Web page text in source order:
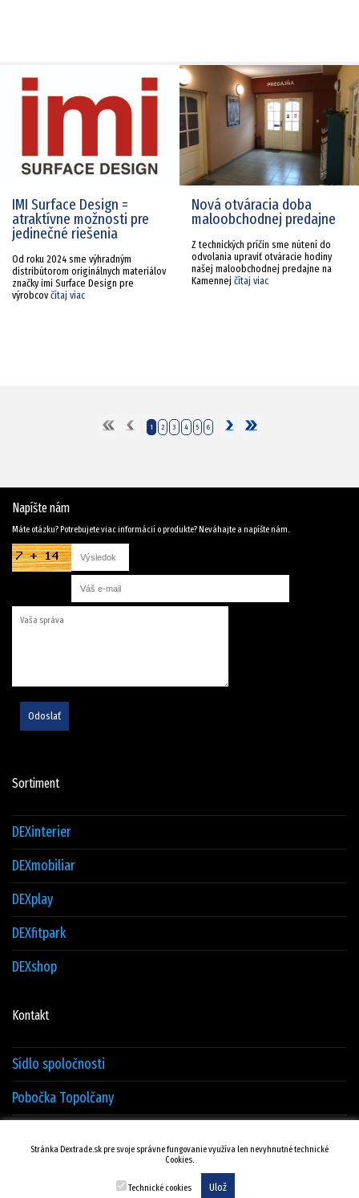
IMI Surface Design =
atraktívne možnosti pre
jedinečné riešenia
Od roku 2024 sme výhradným
distribútorom originálnych materiálov
značky imi Surface Design pre
výrobcov čítaj viac
Nová otváracia doba
maloobchodnej predajne
Z technických príčin sme nútení do
odvolania upraviť otváracie hodiny
našej maloobchodnej predajne na
Kamennej čítaj viac
1 2 3 4 5 6
Napíšte nám
Máte otázku? Potrebujete viac informácií o produkte? Neváhajte a napíšte nám.
Odoslať
Sortiment
DEXinterier
DEXmobiliar
DEXplay
DEXfitpark
DEXshop
Kontakt
Sídlo spoločnosti
Pobočka Topolčany
Stránka Dextrade.sk pre svoje správne fungovanie využíva len nevyhnutné technické
Cookies.
Technické cookies Ulož